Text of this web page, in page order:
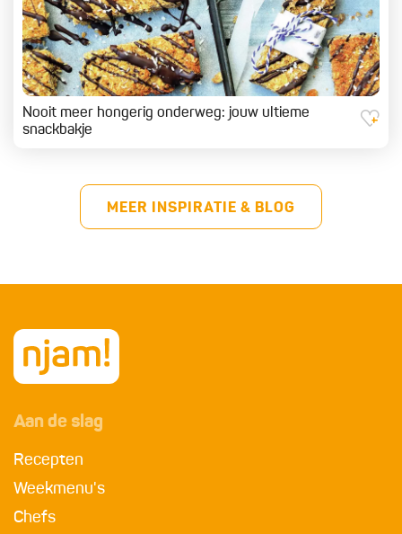
Nooit meer hongerig onderweg: jouw ultieme
snackbakje
MEER INSPIRATIE & BLOG
Aan de slag
Recepten
Weekmenu's
Chefs